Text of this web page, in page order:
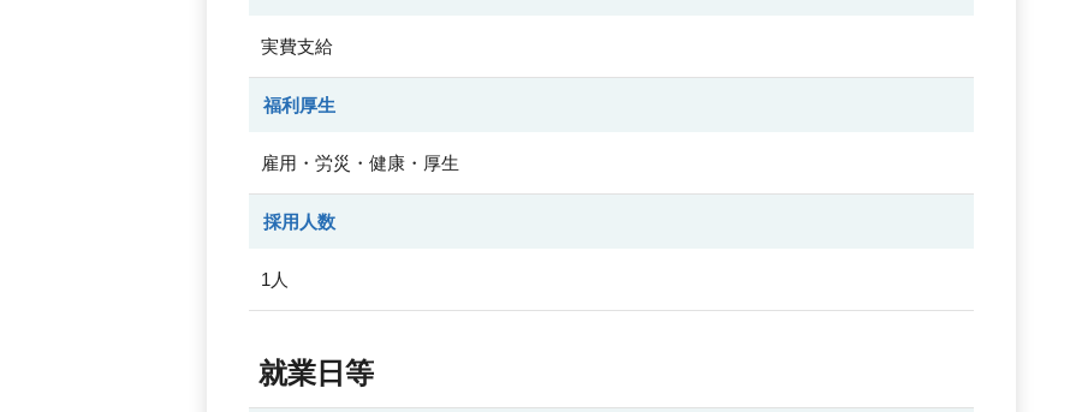
実費支給
福利厚生
雇用・労災・健康・厚生
採用人数
1人
就業日等